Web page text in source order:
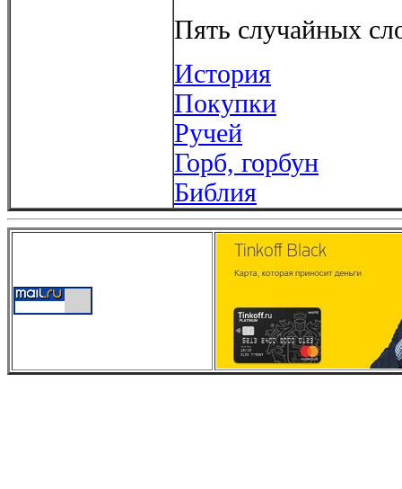
Пять случайных
История
Покупки
Ручей
Горб, горбун
Библия